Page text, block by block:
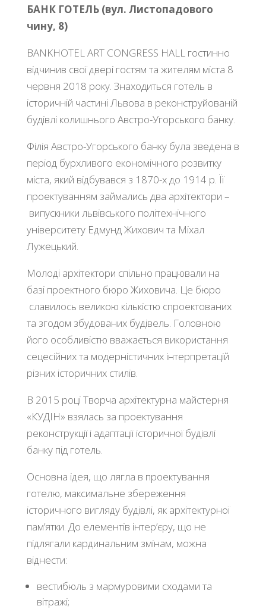
БАНК ГОТЕЛЬ (вул. Листопадового
чину, 8)
BANKHOTEL ART CONGRESS HALL гостинно
відчинив свої двері гостям та жителям міста 8
червня 2018 року. Знаходиться готель в
історичній частині Львова в реконструйованій
будівлі колишнього Австро-Угорського банку.
Філія Австро-Угорського банку була зведена в
період бурхливого економічного розвитку
міста, який відбувався з 1870-х до 1914 р. Її
проектуванням займались два архітектори –
випускники львівського політехнічного
університету Едмунд Жихович та Міхал
Лужецький.
Молоді архітектори спільно працювали на
базі проектного бюро Жиховича. Це бюро
славилось великою кількістю спроектованих
та згодом збудованих будівель. Головною
його особливістю вважається використання
сецесійних та модерністичних інтерпретацій
різних історичних стилів.
В 2015 році Творча архітектурна майстерня
«КУДІН» взялась за проектування
реконструкції і адаптації історичної будівлі
банку під готель.
Основна ідея, що лягла в проектування
готелю, максимальне збереження
історичного вигляду будівлі, як архітектурної
пам’ятки. До елементів інтер’єру, що не
підлягали кардинальним змінам, можна
віднести:
вестибюль з мармуровими сходами та
вітражі;